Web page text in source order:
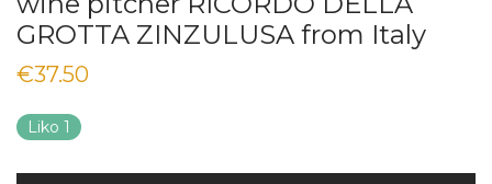
GROTTA ZINZULUSA from Italy
€37.50
Liko 1